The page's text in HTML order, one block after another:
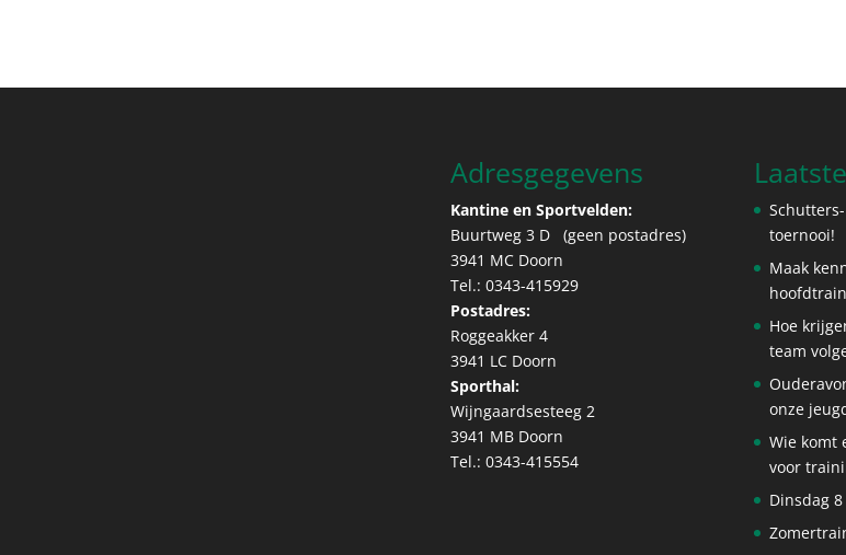
Adresgegevens
Kantine en Sportvelden:
Buurtweg 3 D (geen postadres)
3941 MC Doorn
Tel.: 0343-415929
Postadres:
Roggeakker 4
3941 LC Doorn
Sporthal:
Wijngaardsesteeg 2
3941 MB Doorn
Tel.: 0343-415554
toernooi!
Maak
Hoe
team
onze
Wie komt
voor
Dinsdag